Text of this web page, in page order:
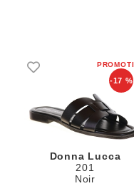
-17 %
Donna Lucca
201
Noir